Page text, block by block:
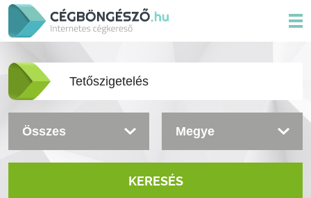
KERESÉS